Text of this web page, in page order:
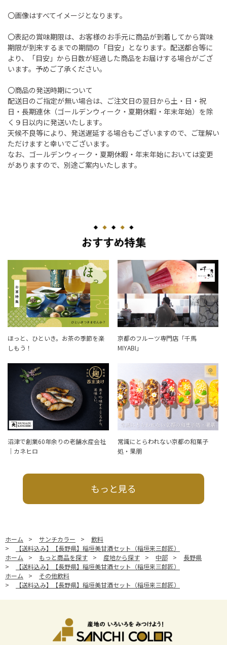
〇画像はすべてイメージとなります。
〇表記の賞味期限は、お客様のお手元に商品が到着してから賞味
期限が到来するまでの期間の「目安」となります。配送都合等に
より、「目安」から日数が経過した商品をお届けする場合がござ
います。予めご了承ください。
〇商品の発送時期について
配送日のご指定が無い場合は、ご注文日の翌日から土・日・祝
日・長期連休（ゴールデンウィーク・夏期休暇・年末年始）を除
く９日以内に発送いたします。
天候不良等により、発送遅延する場合もございますので、ご理解い
ただけますと幸いでございます。
なお、ゴールデンウィーク・夏期休暇・年末年始においては変更
がありますので、別途ご案内いたします。
ほっと、ひといき。お茶の季節を楽
しもう！
京都のフルーツ専門店「千馬
MIYABI」
沼津で創業60年余りの老舗水産会社
｜カネヒロ
常識にとらわれない京都の和菓子
処・果朋
もっと見る
ホーム > サンチカラー >
飲料
>
【送料込み】【長野県】稲垣美甘酒セット（稲垣来三郎匠）
ホーム
> もっと商品を探す > 産地から探す > 中部 >
長野県
>
【送料込み】【長野県】稲垣美甘酒セット（稲垣来三郎匠）
ホーム
>
その他飲料
>
【送料込み】【長野県】稲垣美甘酒セット（稲垣来三郎匠）